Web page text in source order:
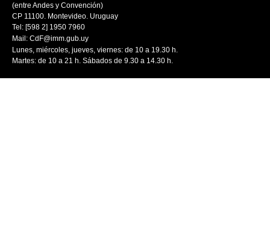
(entre Andes y Convención)
CP 11100. Montevideo. Uruguay
Tel: [598 2] 1950 7960
Mail: CdF@imm.gub.uy
Lunes, miércoles, jueves, viernes: de 10 a 19.30 h.
Martes: de 10 a 21 h. Sábados de 9.30 a 14.30 h.